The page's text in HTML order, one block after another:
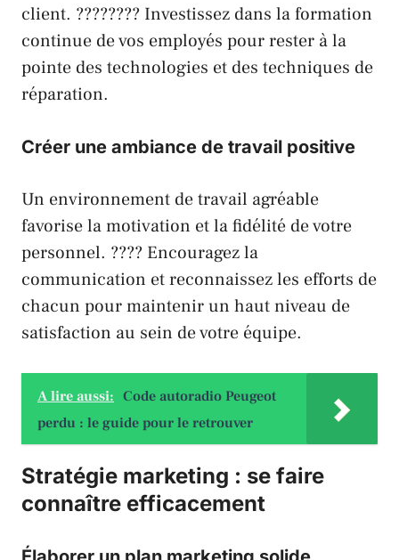
client. ????‍???? Investissez dans la formation
continue de vos employés pour rester à la
pointe des technologies et des techniques de
réparation.
Créer une ambiance de travail positive
Un environnement de travail agréable
favorise la motivation et la fidélité de votre
personnel. ???? Encouragez la
communication et reconnaissez les efforts de
chacun pour maintenir un haut niveau de
satisfaction au sein de votre équipe.
A lire aussi: Code autoradio Peugeot
perdu : le guide pour le retrouver
Stratégie marketing : se faire
connaître efficacement